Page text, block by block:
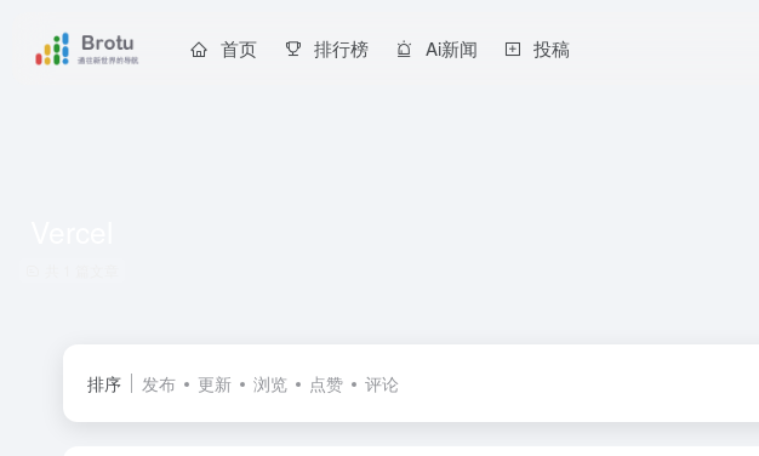
首页 排行榜 Ai新闻 投稿
排序 发布 更新 浏览 点赞 评论